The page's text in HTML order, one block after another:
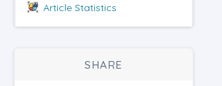
Article Statistics
SHARE